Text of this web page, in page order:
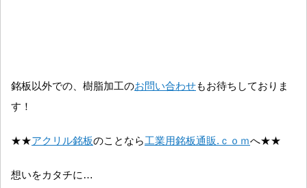
銘板以外での、樹脂加工のお問い合わせもお待ちしておりま
す！
★★アクリル銘板のことなら工業用銘板通販.ｃｏｍへ★★
想いをカタチに…